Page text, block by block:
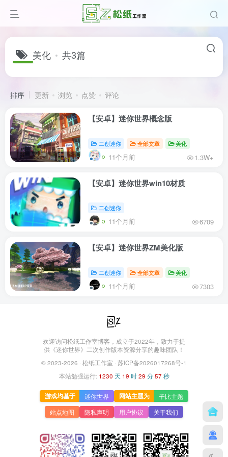
美化 共3篇
排序 更新 浏览 点赞 评论
【安卓】迷你世界概念版
二创迷你 全部文章 美化
11个月前 1.3W+
【安卓】迷你世界win10材质
二创迷你
11个月前 6709
【安卓】迷你世界ZM美化版
二创迷你 全部文章 美化
11个月前 7303
欢迎访问松纸工作室博客，成立于2022年，致力于提
供《迷你世界》二次创作版本资源分享的趣味团队！
© 2023-2026 · 松纸工作室 · 苏ICP备2026017268号-1
本站勉强运行: 1230 天 19 时29 分57 秒
游戏均基于 迷你世界 网站主题为
子比主题
站点地图
隐私声明 用户协议 关于我们